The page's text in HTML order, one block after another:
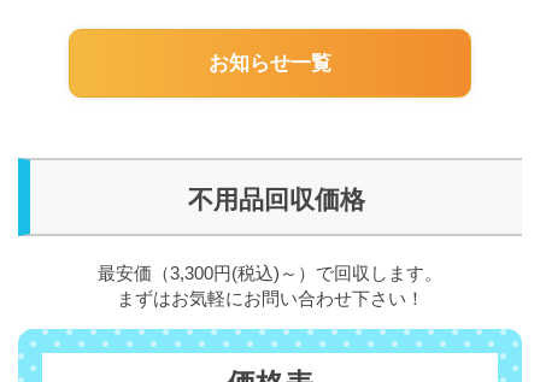
お知らせ一覧
不用品回収価格
最安価（3,300円(税込)～）で回収します。
まずはお気軽にお問い合わせ下さい！